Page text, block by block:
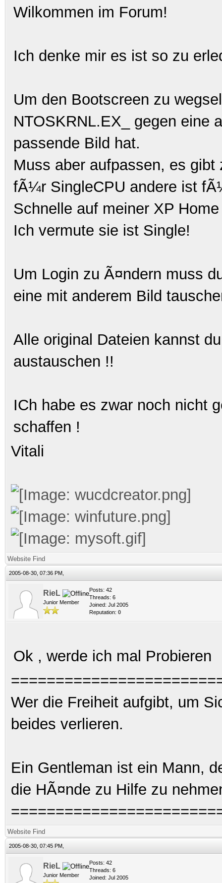
Wilkommen im Forum!
Ich denke mir es ist so zu
Um den Bootscreen zu
NTOSKRNL.EX_ gegen eine
passende Bild hat.
Muss aber aufpassen, es gibt
fÃ¼r SingleCPU andere ist
Schnelle auf meiner XP
Ich vermute sie ist Single!
Um Login zu Ã¤ndern muss
eine mit anderem Bild
Alle original Dateien kannst
austauschen !!
ICh habe es zwar noch nicht
schaffen !
Vitali
Website Find
2005-08-30, 07:36 PM,
RieL
Junior Member
Posts: 42
Threads: 6
Joined: Jul 2005
Reputation: 0
Ok , werde ich mal Probieren
Wer die Freiheit aufgibt, um
beides verlieren.
Ein Gentleman ist ein Mann,
die HÃ¤nde zu Hilfe zu
Website Find
2005-08-30, 07:45 PM,
RieL
Junior Member
Posts: 42
Threads: 6
Joined: Jul 2005